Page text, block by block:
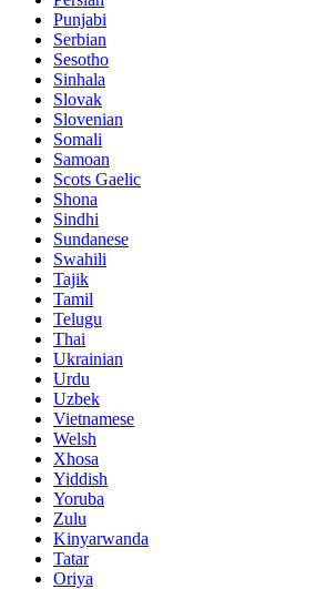
Punjabi
Serbian
Sesotho
Sinhala
Slovak
Slovenian
Somali
Samoan
Scots Gaelic
Shona
Sindhi
Sundanese
Swahili
Tajik
Tamil
Telugu
Thai
Ukrainian
Urdu
Uzbek
Vietnamese
Welsh
Xhosa
Yiddish
Yoruba
Zulu
Kinyarwanda
Tatar
Oriya